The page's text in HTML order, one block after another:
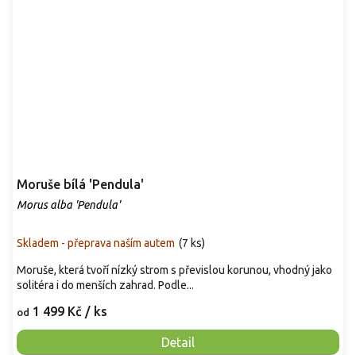
Moruše bílá 'Pendula'
Morus alba 'Pendula'
Skladem - přeprava naším autem (7 ks)
od 1 499 Kč / ks
Detail
Moruše, která tvoří nízký strom s převislou korunou, vhodný jako
solitéra i do menších zahrad. Podle...